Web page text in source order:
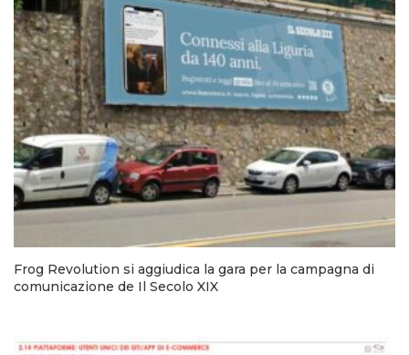
Frog Revolution si aggiudica la gara per la campagna di
comunicazione de Il Secolo XIX